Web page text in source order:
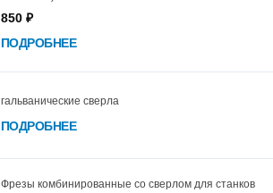
850 ₽
ПОДРОБНЕЕ
гальванические сверла
ПОДРОБНЕЕ
Фрезы комбинированные со сверлом для станков